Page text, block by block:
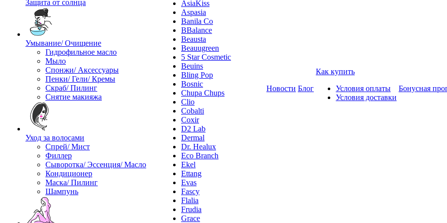
Защита от солнца
Умывание/ Очищение
Гидрофильное масло
Мыло
Спонжи/ Аксессуары
Пенки/ Гели/ Кремы
Скраб/ Пилинг
Снятие макияжа
Уход за волосами
Спрей/ Мист
Филлер
Сыворотка/ Эссенция/ Масло
Кондиционер
Маска/ Пилинг
Шампунь
AsiaKiss
Aspasia
Banila Co
BBalance
Beausta
Beauugreen
5 Star Cosmetic
Beuins
Bling Pop
Bosnic
Chupa Chups
Clio
Cobalti
Coxir
D2 Lab
Dermal
Dr. Healux
Eco Branch
Ekel
Ettang
Evas
Fascy
Flalia
Frudia
Grace
Новости Блог
Как купить
Условия оплаты
Условия доставки
Бонусная